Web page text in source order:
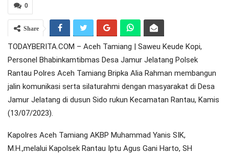
0
Share
TODAYBERITA.COM – Aceh Tamiang | Saweu Keude Kopi,
Personel Bhabinkamtibmas Desa Jamur Jelatang Polsek
Rantau Polres Aceh Tamiang Bripka Alia Rahman membangun
jalin komunikasi serta silaturahmi dengan masyarakat di Desa
Jamur Jelatang di dusun Sido rukun Kecamatan Rantau, Kamis
(13/07/2023).
Kapolres Aceh Tamiang AKBP Muhammad Yanis SIK,
M.H.,melalui Kapolsek Rantau Iptu Agus Gani Harto, SH